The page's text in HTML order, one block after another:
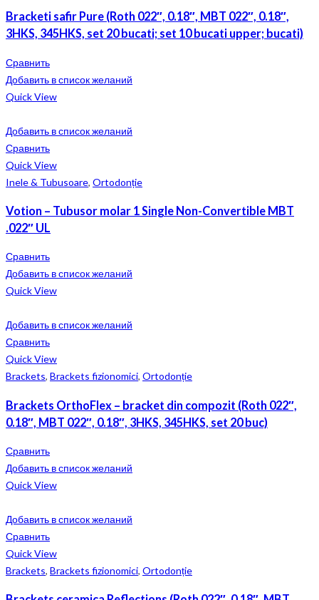
Bracketi safir Pure (Roth 022″, 0.18″, MBT 022″, 0.18″,
3HKS, 345HKS, set 20 bucati; set 10 bucati upper; bucati)
Сравнить
Добавить в список желаний
Quick View
Добавить в список желаний
Сравнить
Quick View
Inele & Tubusoare, Ortodonție
Votion – Tubusor molar 1 Single Non-Convertible MBT
.022″ UL
Сравнить
Добавить в список желаний
Quick View
Добавить в список желаний
Сравнить
Quick View
Brackets, Brackets fizionomici, Ortodonție
Brackets OrthoFlex – bracket din compozit (Roth 022″,
0.18″, MBT 022″, 0.18″, 3HKS, 345HKS, set 20 buc)
Сравнить
Добавить в список желаний
Quick View
Добавить в список желаний
Сравнить
Quick View
Brackets, Brackets fizionomici, Ortodonție